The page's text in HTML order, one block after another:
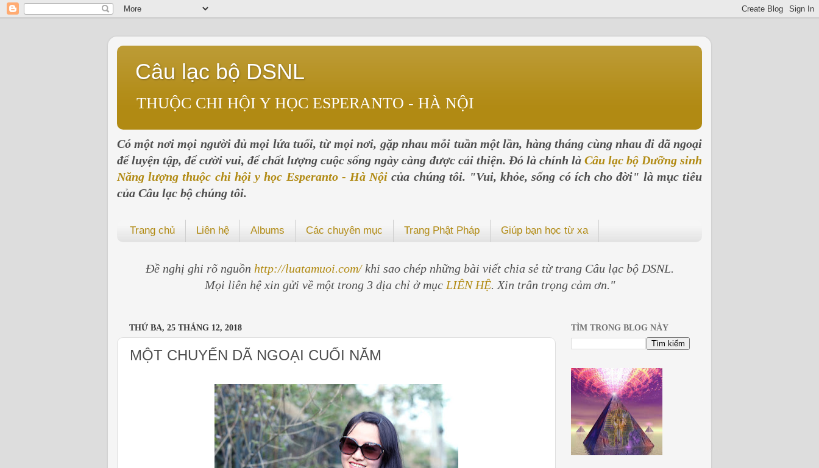
Câu lạc bộ DSNL
THUỘC CHI HỘI Y HỌC ESPERANTO - HÀ NỘI
Có một nơi mọi người đủ mọi lứa tuổi, từ mọi nơi, gặp nhau mỗi tuần một lần, hàng tháng cùng nhau đi dã ngoại
để luyện tập, để cười vui, để chất lượng cuộc sống ngày càng được cải thiện. Đó là chính là Câu lạc bộ Dưỡng sinh
Năng lượng thuộc chi hội y học Esperanto - Hà Nội của chúng tôi. "Vui, khỏe, sống có ích cho đời" là mục tiêu
của Câu lạc bộ chúng tôi.
Trang chủ Liên hệ Albums Các chuyên mục Trang Phật Pháp Giúp bạn học từ xa
Đề nghị ghi rõ nguồn http://luatamuoi.com/khi sao chép những bài viết chia sẻ từ trang Câu lạc bộ DSNL.
Mọi liên hệ xin gửi về một trong 3 địa chỉ ở mục LIÊN HỆ. Xin trân trọng cảm ơn."
THỨ BA, 25 THÁNG 12, 2018
MỘT CHUYẾN DÃ NGOẠI CUỐI NĂM
TÌM TRONG BLOG NÀY